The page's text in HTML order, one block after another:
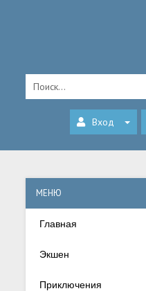
Вход
МЕНЮ
Главная
Экшен
Приключения